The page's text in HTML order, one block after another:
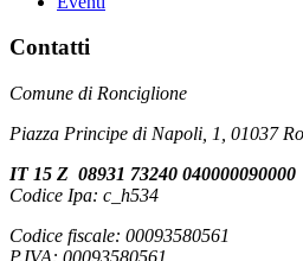
Contatti
Comune di Ronciglione
Piazza Principe di Napoli, 1, 01037
IT 15 Z 08931 73240 040000090000
Codice Ipa: c_h534
Codice fiscale: 00093580561
P.IVA: 00093580561